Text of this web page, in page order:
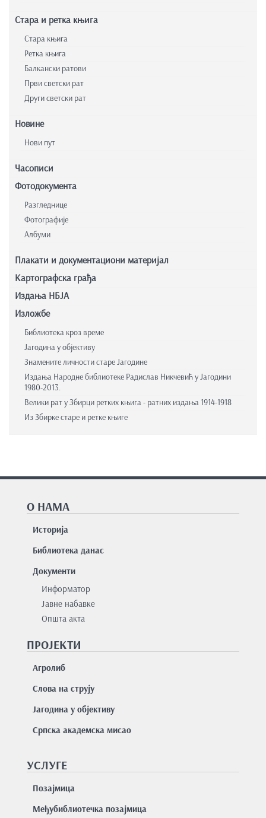
Стара и ретка књига
Стара књига
Ретка књига
Балкански ратови
Први светски рат
Други светски рат
Новине
Нови пут
Часописи
Фотодокумента
Разгледнице
Фотографије
Албуми
Плакати и документациони материјал
Картографска грађа
Издања НБЈА
Изложбе
Библиотека кроз време
Јагодина у објективу
Знамените личности старе Јагодине
Издања Народне библиотеке Радислав Никчевић у Јагодини
1980-2013.
Велики рат у Збирци ретких књига - ратних издања 1914-1918
Из Збирке старе и ретке књиге
О НАМА
Историја
Библиотека данас
Документи
Информатор
Јавне набавке
Општа акта
ПРОЈЕКТИ
Агролиб
Слова на струју
Јагодина у објективу
Српска академска мисао
УСЛУГЕ
Позајмицa
Међубиблиотечка позајмица